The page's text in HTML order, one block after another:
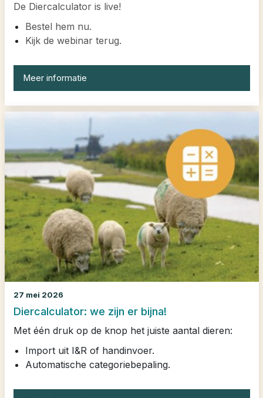
De Diercalculator is live!
Bestel hem nu.
Kijk de webinar terug.
Meer informatie
27 mei 2026
Diercalculator: we zijn er bijna!
Met één druk op de knop het juiste aantal dieren:
Import uit I&R of handinvoer.
Automatische categoriebepaling.